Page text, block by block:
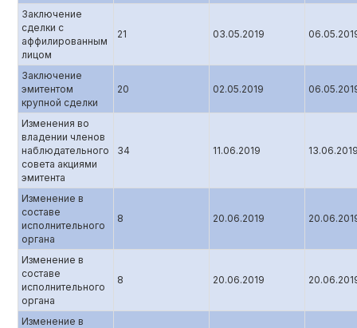
Заключение
сделки с
аффилированным
лицом
21 03.05.2019
Заключение
эмитентом
крупной сделки
20 02.05.2019
Изменения во
владении членов
наблюдательного
совета акциями
эмитента
34 11.06.2019
Изменение в
составе
исполнительного
органа
8 20.06.2019
Изменение в
составе
исполнительного
органа
8 20.06.2019
Изменение в